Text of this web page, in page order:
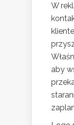
W
aby